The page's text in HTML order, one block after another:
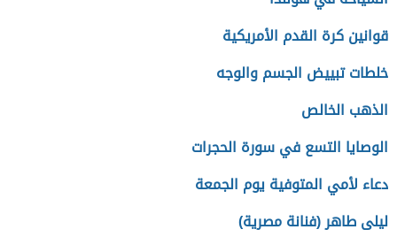
قوانين كرة القدم الأمريكية
خلطات تبييض الجسم والوجه
الذهب الخالص
الوصايا التسع في سورة الحجرات
دعاء لأمي المتوفية يوم الجمعة
ليلى طاهر (فنانة مصرية)